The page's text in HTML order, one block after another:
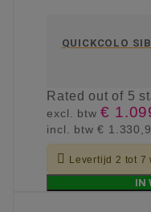
QUICKCOLO
Ratedout of 5
excl. btw€
incl. btw€
 Levertijd 2 tot 7
IN